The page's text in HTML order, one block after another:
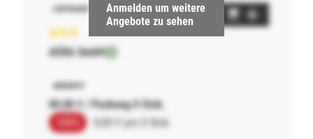
Anmelden um weitere
Angebote zu sehen
AERA GmbH
00,00 € / Packung 0 Stck.
0,00 € pro 0 Stck.